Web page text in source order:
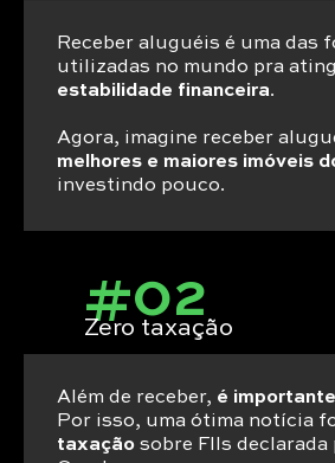
Receber aluguéis é uma das
utilizadas no mundo pra
estabilidade financeira.
Agora, imagine receber
melhores e maiores imóveis
investindo pouco.
#02
Zero taxação
Além de receber, é
Por isso, uma ótima notícia
taxação sobre FIIs declarada